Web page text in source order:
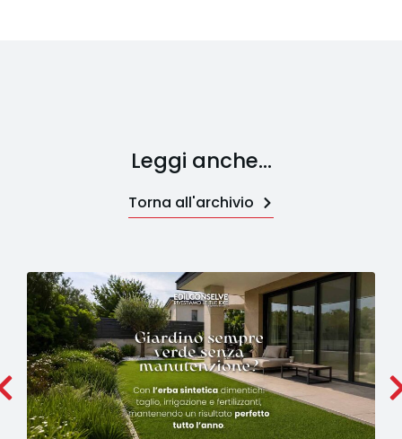
Leggi anche...
Torna all'archivio